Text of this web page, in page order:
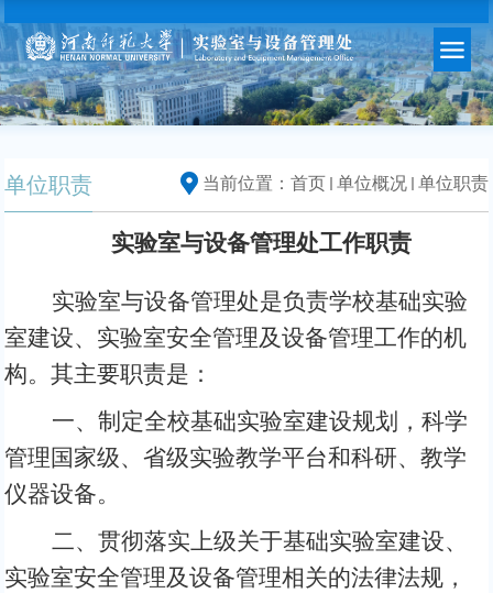
当前位置： 首页 单位概况 单位职责
单位职责
实验室与设备管理处工作职责
实验室与设备管理处是负责学校基础实验
室建设、实验室安全管理及设备管理工作的机
构。其主要职责是：
一、制定全校基础实验室建设规划，科学
管理国家级、省级实验教学平台和科研、教学
仪器设备。
二、贯彻落实上级关于基础实验室建设、
实验室安全管理及设备管理相关的法律法规，